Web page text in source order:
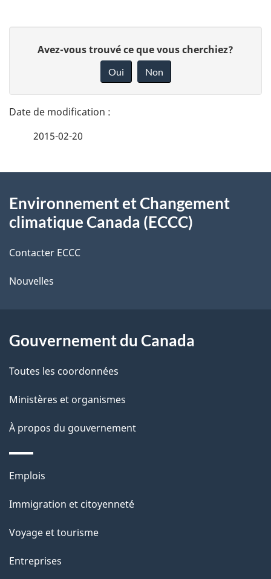
t
a
l
s
d
e
l
a
g
e
n
o
t
r
r
t
a
c
i
o
s
u
r
e
t
Avez-vous trouvé ce que vous cherchiez?
Oui Non
2015-02-20
propos
ce
site
Environnement et Changement
climatique Canada (ECCC)
Contacter ECCC
Nouvelles
Gouvernement du Canada
Toutes les coordonnées
Ministères et organismes
À propos du gouvernement
Thèmes
sujets
Emplois
Immigration et citoyenneté
Voyage et tourisme
Entreprises